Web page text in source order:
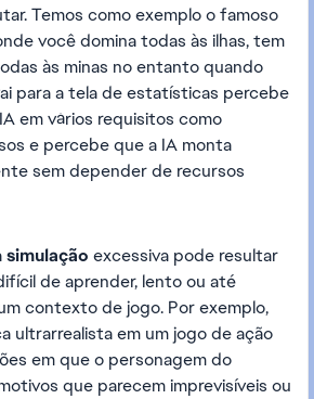
Temos como exemplo o famoso
você domina todas às ilhas, tem
às minas no entanto quando
para a tela de estatísticas percebe
em vários requisitos como
e percebe que a IA monta
sem depender de recursos
simulação excessiva pode resultar
de aprender, lento ou até
contexto de jogo. Por exemplo,
ultrarrealista em um jogo de ação
em que o personagem do
que parecem imprevisíveis ou